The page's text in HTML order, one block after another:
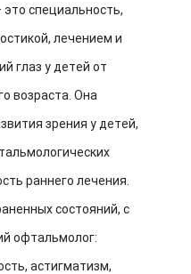
специальность,
лечением и
глаз у детей от
возраста. Она
зрения у детей,
раннего лечения.
состояний, с
офтальмолог:
астигматизм,